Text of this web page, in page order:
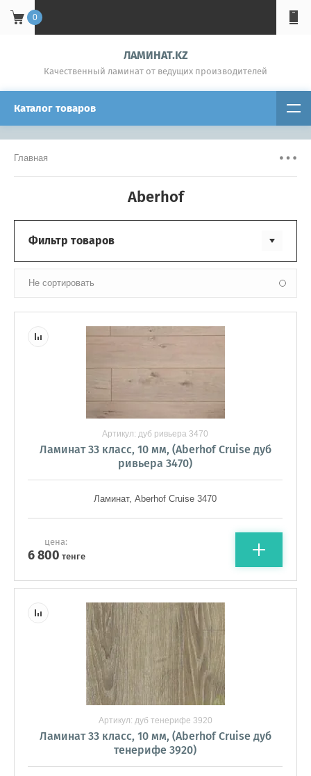
0
ЛАМИНАТ.KZ
Качественный ламинат от ведущих производителей
Каталог товаров
Главная
Aberhof
Фильтр товаров
Не сортировать
Артикул: дуб ривьера 3470
Ламинат 33 класс, 10 мм, (Aberhof Cruise дуб
ривьера 3470)
Ламинат, Aberhof Cruise 3470
цена:
6 800 тенге
Артикул: дуб тенерифе 3920
Ламинат 33 класс, 10 мм, (Aberhof Cruise дуб
тенерифе 3920)